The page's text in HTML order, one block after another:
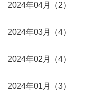
2024年04月（2）
2024年03月（4）
2024年02月（4）
2024年01月（3）